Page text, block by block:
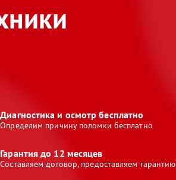
Диагностика и осмотр бесплатно
Определим причину поломки бесплатно
Гарантия до 12 месяцев
Составляем договор, предоставляем гарантию